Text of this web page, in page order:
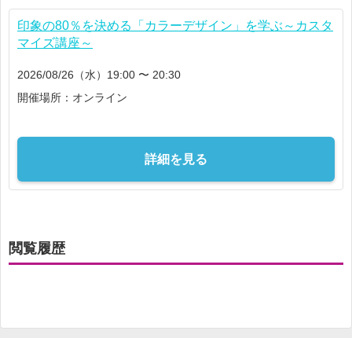
印象の80％を決める「カラーデザイン」を学ぶ～カスタ
マイズ講座～
2026/08/26（水）19:00 〜 20:30
開催場所：オンライン
詳細を見る
閲覧履歴